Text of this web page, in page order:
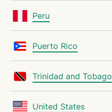
Peru
Puerto Rico
Trinidad and Tobago
United States